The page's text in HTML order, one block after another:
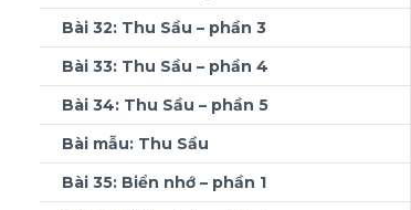
Bài 32: Thu Sầu – phần 3
Bài 33: Thu Sầu – phần 4
Bài 34: Thu Sầu – phần 5
Bài mẫu: Thu Sầu
Bài 35: Biển nhớ – phần 1